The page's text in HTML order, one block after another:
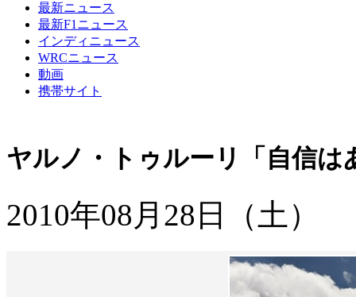
最新ニュース
最新F1ニュース
インディニュース
WRCニュース
動画
携帯サイト
ヤルノ・トゥルーリ「自信は
2010年08月28日（土）